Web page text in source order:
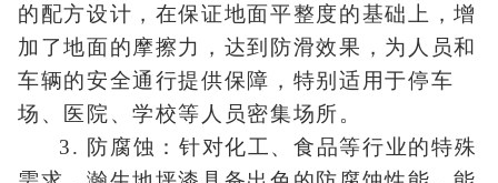
的配方设计，在保证地面平整度的基础上，增
加了地面的摩擦力，达到防滑效果，为人员和
车辆的安全通行提供保障，特别适用于停车
场、医院、学校等人员密集场所。
3. 防腐蚀：针对化工、食品等行业的特殊